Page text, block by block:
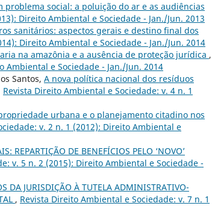
problema social: a poluição do ar e as audiências
Direito Ambiental e Sociedade - Jan./Jun. 2013
sanitários: aspectos gerais e destino final dos
Direito Ambiental e Sociedade - Jan./Jun. 2014
na amazônia e a ausência de proteção jurídica ,
e Sociedade - Jan./Jun. 2014
Santos, A nova política nacional dos resíduos
Revista Direito Ambiental e Sociedade: v. 4 n. 1
urbana e o planejamento citadino nos
v. 2 n. 1 (2012): Direito Ambiental e
REPARTIÇÃO DE BENEFÍCIOS PELO ‘NOVO’
v. 5 n. 2 (2015): Direito Ambiental e Sociedade -
DA JURISDIÇÃO À TUTELA ADMINISTRATIVO-
, Revista Direito Ambiental e Sociedade: v. 7 n. 1